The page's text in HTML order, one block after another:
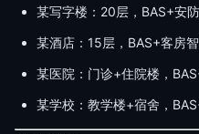
某写字楼：20层，BAS+安
某酒店：15层，BAS+客房
某医院：门诊+住院楼，
某学校：教学楼+宿舍，